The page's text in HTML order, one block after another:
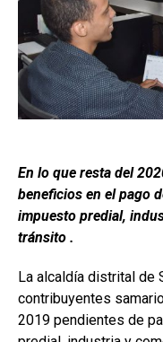
En lo que resta del
beneficios en el pago
impuesto predial,
tránsito .
La alcaldía distrital de
contribuyentes
2019 pendientes de